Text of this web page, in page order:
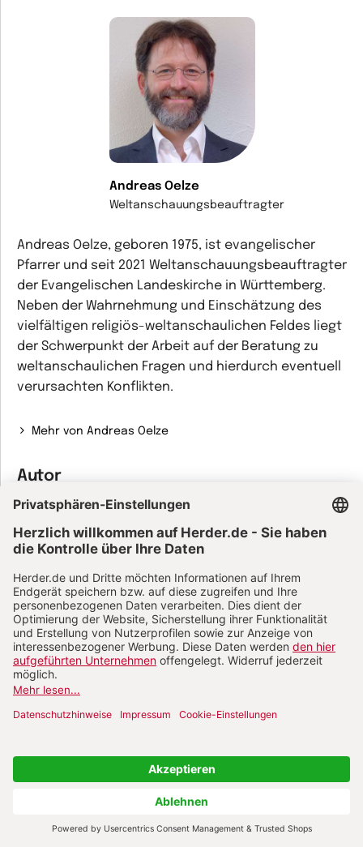
Andreas Oelze
Weltanschauungsbeauftragter
Andreas Oelze, geboren 1975, ist evangelischer
Pfarrer und seit 2021 Weltanschauungsbeauftragter
der Evangelischen Landeskirche in Württemberg.
Neben der Wahrnehmung und Einschätzung des
vielfältigen religiös-weltanschaulichen Feldes liegt
der Schwerpunkt der Arbeit auf der Beratung zu
weltanschaulichen Fragen und hierdurch eventuell
verursachten Konflikten.
Mehr von Andreas Oelze
Autor
psychologischer Berater und Referent für
Weltanschauungsfragen am Zentrum Oekumene
der Evangelischen Kirche Hessen und Nassau und
der Evangelischen Kirche Kurhessen-Waldeck. Er